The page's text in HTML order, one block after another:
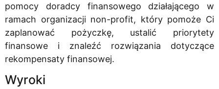
pomocy doradcy finansowego działającego w
ramach organizacji non-profit, który pomoże Ci
zaplanować pożyczkę, ustalić priorytety
finansowe i znaleźć rozwiązania dotyczące
rekompensaty finansowej.
Wyroki